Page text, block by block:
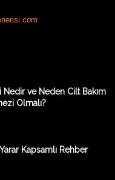
Nedir ve Neden Cilt Bakım
Olmalı?
Kapsamlı Rehber